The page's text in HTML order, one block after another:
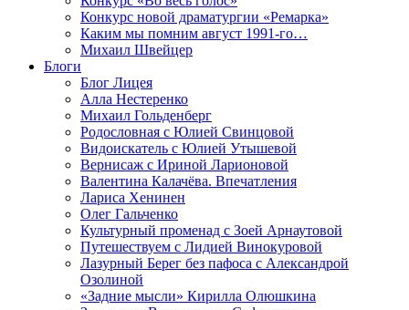
Конкурс новой драматургии «Ремарка»
Каким мы помним август 1991-го…
Михаил Швейцер
Блоги
Блог Лицея
Алла Нестеренко
Михаил Гольденберг
Родословная с Юлией Свинцовой
Видоискатель с Юлией Утышевой
Вернисаж с Ириной Ларионовой
Валентина Калачёва. Впечатления
Лариса Хенинен
Олег Гальченко
Культурный променад с Зоей Арнаутовой
Путешествуем с Лидией Винокуровой
Лазурный Берег без пафоса с Александрой
Озолиной
«Задние мысли» Кирилла Олюшкина